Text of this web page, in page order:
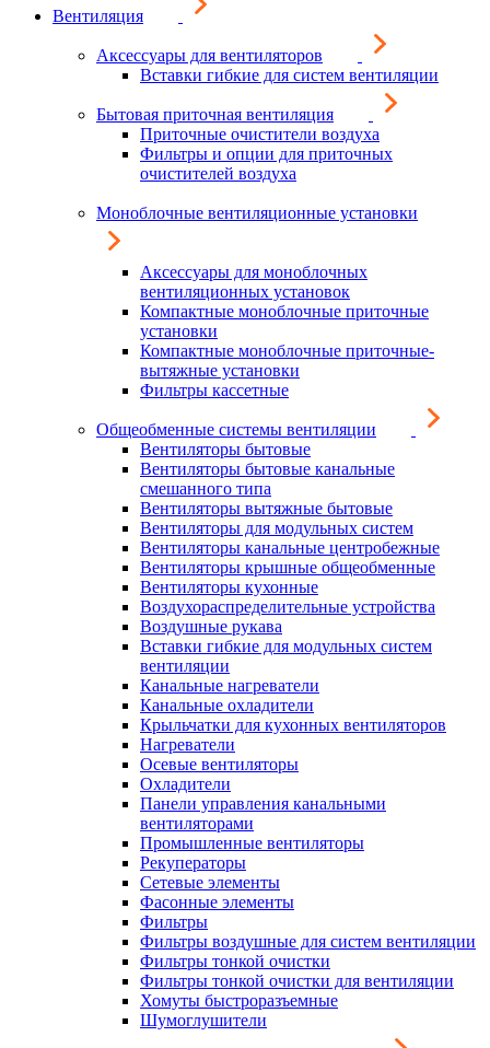
Вентиляция
Аксессуары для вентиляторов
Вставки гибкие для систем вентиляции
Бытовая приточная вентиляция
Приточные очистители воздуха
Фильтры и опции для приточных
очистителей воздуха
Моноблочные вентиляционные установки
Аксессуары для моноблочных
вентиляционных установок
Компактные моноблочные приточные
установки
Компактные моноблочные приточные-
вытяжные установки
Фильтры кассетные
Общеобменные системы вентиляции
Вентиляторы бытовые
Вентиляторы бытовые канальные
смешанного типа
Вентиляторы вытяжные бытовые
Вентиляторы для модульных систем
Вентиляторы канальные центробежные
Вентиляторы крышные общеобменные
Вентиляторы кухонные
Воздухораспределительные устройства
Воздушные рукава
Вставки гибкие для модульных систем
вентиляции
Канальные нагреватели
Канальные охладители
Крыльчатки для кухонных вентиляторов
Нагреватели
Осевые вентиляторы
Охладители
Панели управления канальными
вентиляторами
Промышленные вентиляторы
Рекуператоры
Сетевые элементы
Фасонные элементы
Фильтры
Фильтры воздушные для систем вентиляции
Фильтры тонкой очистки
Фильтры тонкой очистки для вентиляции
Хомуты быстроразъемные
Шумоглушители